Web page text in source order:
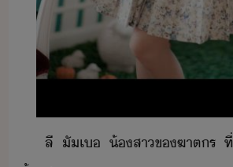
ลี​ ​ั​เ​ ​้สา​ข​ฆาตร​ ​ที่​